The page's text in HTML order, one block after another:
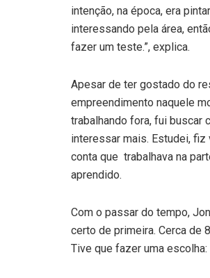
intenção, na época, era
interessando pela área,
fazer um teste.”, explica.
Apesar de ter gostado do
empreendimento naquele
trabalhando fora, fui buscar
interessar mais. Estudei,
conta que trabalhava na
aprendido.
Com o passar do tempo,
certo de primeira. Cerca de
Tive que fazer uma